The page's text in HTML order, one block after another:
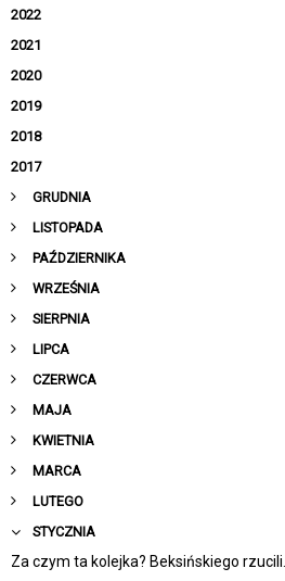
2022
2021
2020
2019
2018
2017
GRUDNIA
LISTOPADA
PAŹDZIERNIKA
WRZEŚNIA
SIERPNIA
LIPCA
CZERWCA
MAJA
KWIETNIA
MARCA
LUTEGO
STYCZNIA
Za czym ta kolejka? Beksińskiego rzucili...